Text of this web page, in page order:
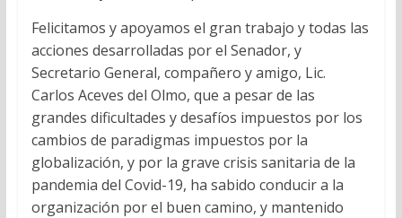
Felicitamos y apoyamos el gran trabajo y todas las
acciones desarrolladas por el Senador, y
Secretario General, compañero y amigo, Lic.
Carlos Aceves del Olmo, que a pesar de las
grandes dificultades y desafíos impuestos por los
cambios de paradigmas impuestos por la
globalización, y por la grave crisis sanitaria de la
pandemia del Covid-19, ha sabido conducir a la
organización por el buen camino, y mantenido